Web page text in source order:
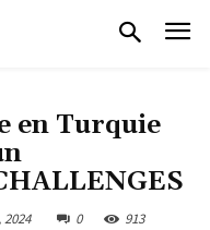
en Turquie
0 913